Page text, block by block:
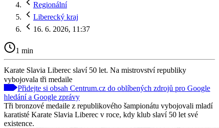
Regionální
Liberecký kraj
16. 6. 2026, 11:37
1 min
Karate Slavia Liberec slaví 50 let. Na mistrovství republiky
vybojovala tři medaile
Přidejte si obsah Centrum.cz do oblíbených zdrojů pro Google
hledání a Google zprávy
Tři bronzové medaile z republikového šampionátu vybojovali mladí
karatisté Karate Slavia Liberec v roce, kdy klub slaví 50 let své
existence.